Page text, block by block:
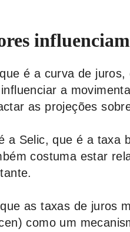
é a curva de
a
as projeções
a Selic, que é a taxa
costuma estar
as taxas de juros
como um